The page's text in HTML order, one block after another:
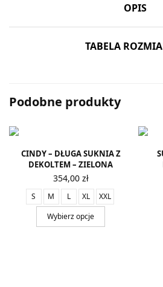
OPIS
TABELA
Podobne produkty
CINDY – DŁUGA SUKNIA Z
DEKOLTEM – ZIELONA
354,00 zł
S M L XL
XXL
Wybierz opcje